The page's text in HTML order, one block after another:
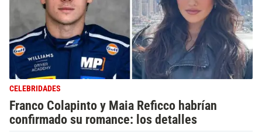
CELEBRIDADES
Franco Colapinto y Maia Reficco habrían
confirmado su romance: los detalles